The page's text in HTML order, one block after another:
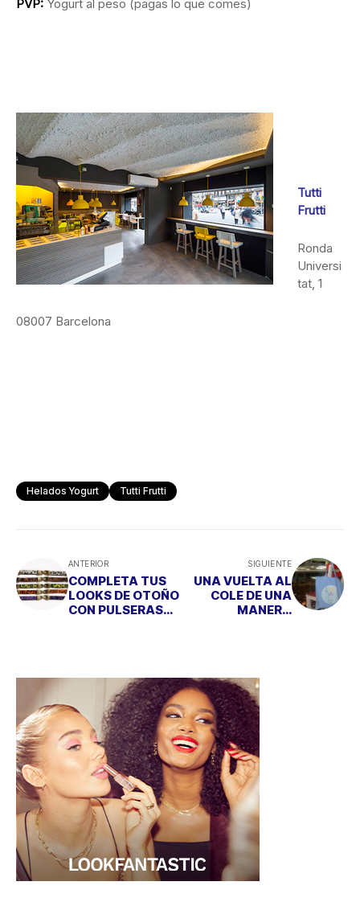
PVP: Yogurt al peso (pagas lo que comes)
Tutti
Frutti
Ronda
Universi
tat, 1
08007 Barcelona
Helados Yogurt Tutti Frutti
ANTERIOR
COMPLETA TUS
LOOKS DE OTOÑO
CON PULSERAS
SIGUIENTE
UNA VUELTA AL
COLE DE UNA
MANERA